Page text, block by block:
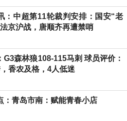
：中超第11轮裁判安排：国安“老
京沪战，唐顺齐再遭禁哨
G3森林狼108-115马刺 球员评价：
香农及格，4人低迷
：青岛市南：赋能青春小店